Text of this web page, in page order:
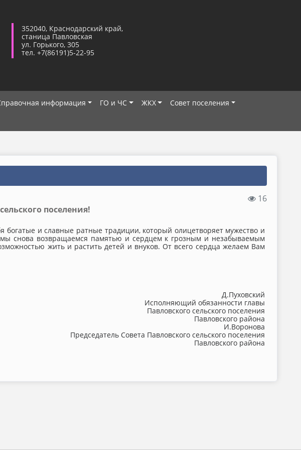
352040, Краснодарский край,
станица Павловская
ул. Горького, 305
тел. +7(86191)5-22-95
информация ГО и ЧС ЖКХ
Совет поселения
16
поселения!
и славные ратные традиции, который олицетворяет мужество и
снова возвращаемся памятью и сердцем к грозным и незабываемым
жить и растить детей и внуков. От всего сердца желаем Вам
Д.Пуховский
Исполняющий обязанности главы
Павловского сельского поселения
Павловского района
И.Воронова
Председатель Совета Павловского сельского поселения
Павловского района